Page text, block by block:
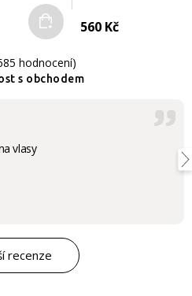
Do košíku
560 Kč
hodnocení)
s obchodem
vlasy
recenze